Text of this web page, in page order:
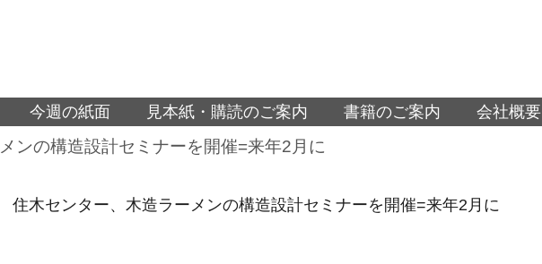
今週の紙面 見本紙・購読のご案内 書籍のご案内 会社概要
ンの構造設計セミナーを開催=来年2月に
住木センター、木造ラーメンの構造設計セミナーを開催=来年2月に